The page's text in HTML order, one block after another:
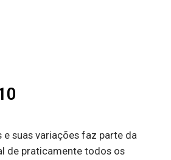
e suas variações faz parte da
de praticamente todos os